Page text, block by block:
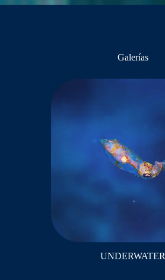
Galerías
UNDERWATER